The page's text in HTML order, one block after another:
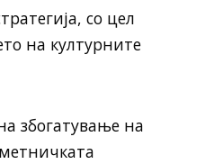
со цел
на културните
збогатување на